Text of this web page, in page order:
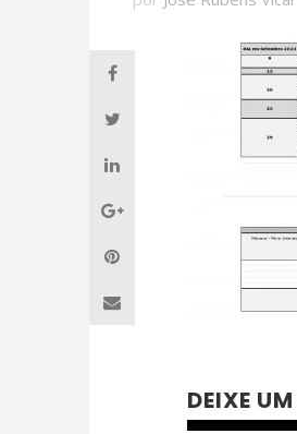
DEIXE